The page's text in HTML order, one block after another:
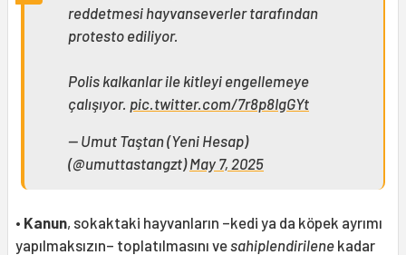
reddetmesi hayvanseverler tarafından
protesto ediliyor.
Polis kalkanlar ile kitleyi engellemeye
çalışıyor. pic.twitter.com/7r8p8IgGYt
— Umut Taştan (Yeni Hesap)
(@umuttastangzt)May 7, 2025
• Kanun, sokaktaki hayvanların –kedi ya da köpek ayrımı
yapılmaksızın– toplatılmasını vesahiplendirilene kadar